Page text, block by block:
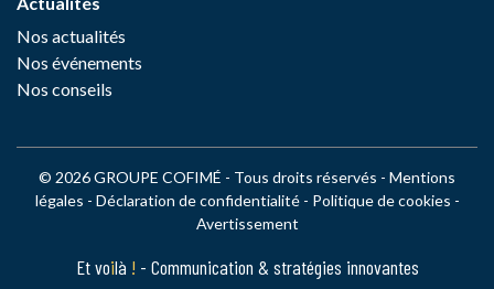
Nos actualités
Nos événements
Nos conseils
© 2026 GROUPE COFIMÉ - Tous droits réservés - Mentions
légales - Déclaration de confidentialité- Politique de cookies -
Avertissement
Et voilà ! - Communication & stratégies innovantes